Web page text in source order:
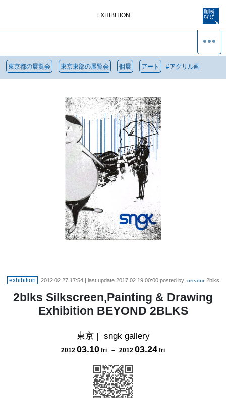
EXHIBITION
東京都の展覧会 東京東部の展覧会 個展 アート #アクリル画
exhibition 2012.02.27 17:54| last update 2017.02.19 00:00posted by creator 2blks
2blks Silkscreen,Painting & Drawing
Exhibition BEYOND 2BLKS
東京| sngk gallery
2012 03.10 fri － 2012 03.24 fri